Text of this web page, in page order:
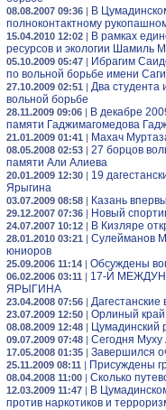
08.08.2007 09:36 | В
полноконтактному
15.04.2010 12:02 | В рамках
ресурсов и экологии Шамиль
05.10.2009 05:47 | Ибрагим
по вольной борьбе имени
27.10.2009 02:51 | Два студента
вольной борьбе
28.11.2009 09:06 | В декабре
памяти Гаджимагомедова
21.01.2009 01:41 | Махач
08.05.2008 02:53 | 27 борцов
памяти Али Алиева
20.01.2009 12:30 | 19
Ярыгина
03.07.2009 08:58 | Казань
29.12.2007 07:36 | Новый
24.07.2007 10:12 | В Кизляре
28.01.2010 03:21 | Сулейманов
юниоров
25.09.2006 11:14 | Обсуждены
06.02.2006 03:11 | 17-Й
ЯРЫГИНА
23.04.2008 07:56 |
23.07.2009 12:50 | Орлиный
08.08.2009 12:48 | Цумадинский
09.07.2009 07:48 | Сегодня Муху
17.05.2008 01:35 | Завершился
25.11.2009 08:11 | Присуждены
08.04.2008 11:00 | Сколько
12.03.2009 11:47 | В
против наркотиков и